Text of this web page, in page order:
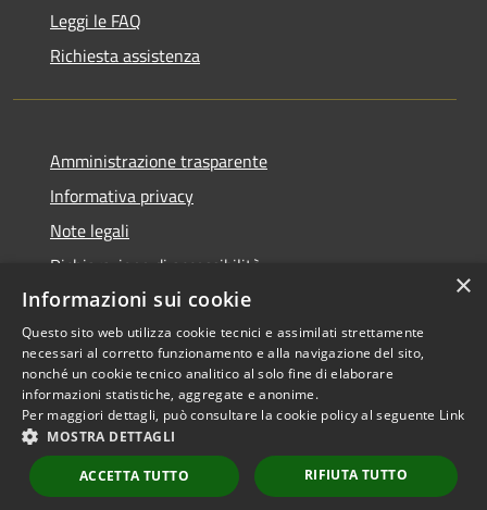
Leggi le FAQ
Richiesta assistenza
Amministrazione trasparente
Informativa privacy
Note legali
Dichiarazione di accessibilità
RSS
Accessibilità
Privacy
Cookie
Mappa del sito
Copyright © 2026 • Comune di
Scarperia e San Piero •
Powered byMunicipium
Accesso redazione
×
Informazioni sui cookie
Questo sito web utilizza cookie tecnici e assimilati strettamente
necessari al corretto funzionamento e alla navigazione del sito,
nonché un cookie tecnico analitico al solo fine di elaborare
informazioni statistiche, aggregate e anonime.
Per maggiori dettagli, può consultare la cookie policy al seguente Link
MOSTRA DETTAGLI
ACCETTA TUTTO RIFIUTA TUTTO